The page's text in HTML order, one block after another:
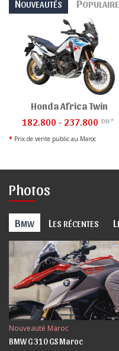
NOUVEAUTÉS P
Honda Africa Twin
182.800 - 237.800 DH *
* Prix de vente public au Maroc
Photos
BMW L ES RÉCENTES L
Nouveauté Maroc
BMW G 310 GS Maroc